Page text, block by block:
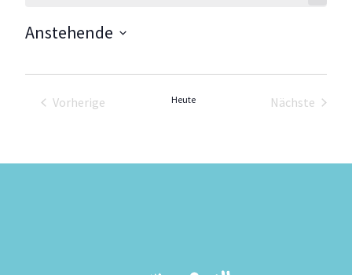
Anstehende
wählen.
Vorherige
Heute
Nächste